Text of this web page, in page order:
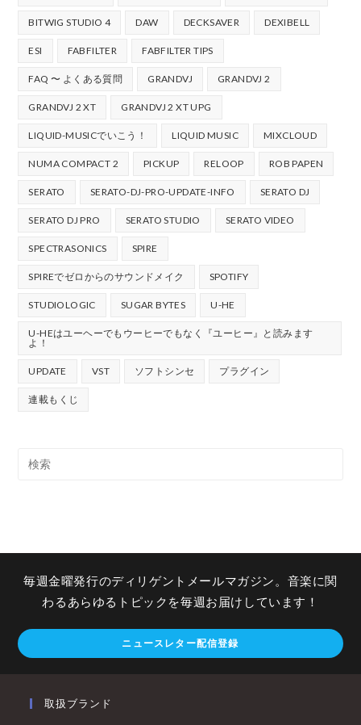
BITWIG STUDIO 4 DAW DECKSAVER DEXIBELL
ESI FABFILTER FABFILTER TIPS
FAQ 〜 よくある質問 GRANDVJ GRANDVJ 2
GRANDVJ 2 XT GRANDVJ 2 XT UPG
LIQUID-MUSICでいこう！ LIQUID MUSIC MIXCLOUD
NUMA COMPACT 2 PICKUP RELOOP ROB PAPEN
SERATO SERATO-DJ-PRO-UPDATE-INFO SERATO DJ
SERATO DJ PRO SERATO STUDIO SERATO VIDEO
SPECTRASONICS SPIRE
SPIREでゼロからのサウンドメイク SPOTIFY
STUDIOLOGIC SUGAR BYTES U-HE
U-HEはユーヘーでもウーヒーでもなく『ユーヒー』と読みます
よ！
UPDATE VST ソフトシンセ プラグイン
連載もくじ
毎週金曜発行のディリゲントメールマガジン。音楽に関
わるあらゆるトピックを毎週お届けしています！
ニュースレター配信登録
取扱ブランド